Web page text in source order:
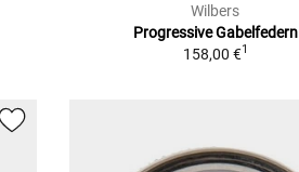
Wilbers
Progressive Gabelfedern
158,00 €1